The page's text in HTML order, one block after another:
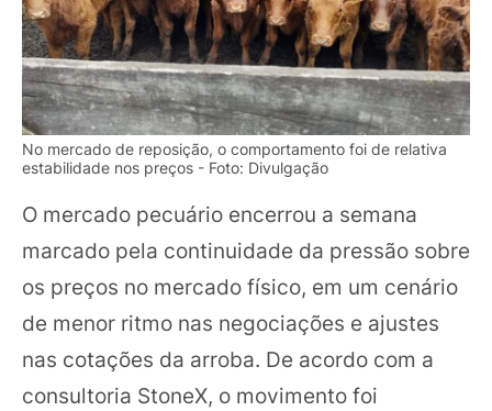
No mercado de reposição, o comportamento foi de relativa
estabilidade nos preços - Foto: Divulgação
O mercado pecuário encerrou a semana
marcado pela continuidade da pressão sobre
os preços no mercado físico, em um cenário
de menor ritmo nas negociações e ajustes
nas cotações da arroba. De acordo com a
consultoria StoneX, o movimento foi